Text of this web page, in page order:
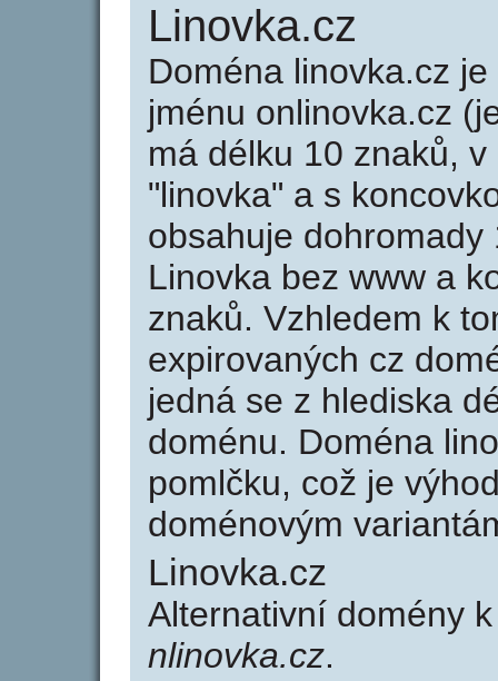
Linovka.cz
Doména linovka.cz
jménu onlinovka.cz
má délku 10 znaků,
"linovka" a s
obsahuje
Linovka bez www a
znaků. Vzhledem k
expirovaných cz
jedná se z hlediska
doménu. Doména
pomlčku, což je
doménovým
Linovka.cz
Alternativní domény
nlinovka.cz.